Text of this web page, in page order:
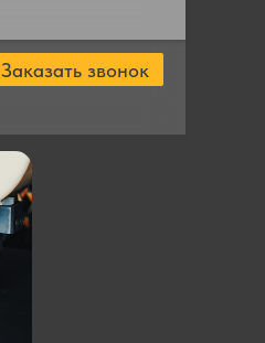
Заказать звонок